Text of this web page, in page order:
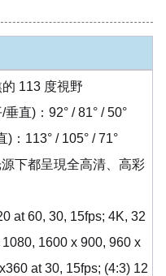
113 度視野
直)：92° / 81° / 50°
：113° / 105° / 71°
下都呈現全高清、高彩
at 60, 30, 15fps; 4K, 32
1600 x 900, 960 x
at 30, 15fps; (4:3) 12